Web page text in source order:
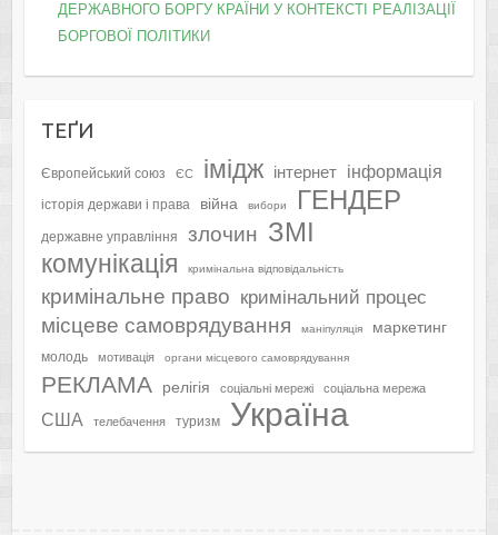
ДЕРЖАВНОГО БОРГУ КРАЇНИ У КОНТЕКСТІ РЕАЛІЗАЦІЇ
БОРГОВОЇ ПОЛІТИКИ
ТЕҐИ
Європейський союз ЄС імідж інтернет інформація
історія держави і права війна вибори ГЕНДЕР
державне управління злочин ЗМІ
комунікація кримінальна відповідальність
кримінальне право кримінальний процес
місцеве самоврядування маніпуляція маркетинг
молодь мотивація органи місцевого самоврядування
РЕКЛАМА релігія соціальні мережі соціальна мережа
США телебачення туризм Україна